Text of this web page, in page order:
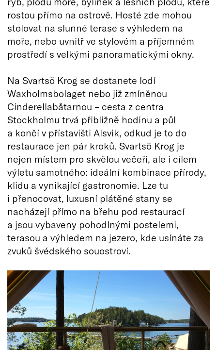
rostou přímo na ostrově. Hosté zde mohou
stolovat na slunné terase s výhledem na
moře, nebo uvnitř ve stylovém a příjemném
prostředí s velkými panoramatickými okny.
Na Svartsö Krog se dostanete lodí
Waxholmsbolaget nebo již zmíněnou
Cinderellabåtarnou – cesta z centra
Stockholmu trvá přibližně hodinu a půl
a končí v přístavišti Alsvik, odkud je to do
restaurace jen pár kroků. Svartsö Krog je
nejen místem pro skvělou večeři, ale i cílem
výletu samotného: ideální kombinace přírody,
klidu a vynikající gastronomie. Lze tu
i přenocovat, luxusní plátěné stany se
nacházejí přímo na břehu pod restaurací
a jsou vybaveny pohodlnými postelemi,
terasou a výhledem na jezero, kde usínáte za
zvuků švédského souostroví.